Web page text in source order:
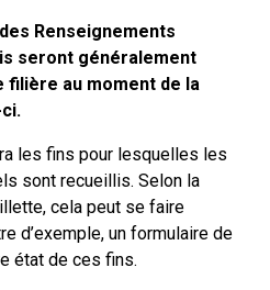
Renseignements
seront généralement
filière au moment de la
les fins pour lesquelles les
sont recueillis. Selon la
cela peut se faire
d’exemple, un formulaire de
état de ces fins.